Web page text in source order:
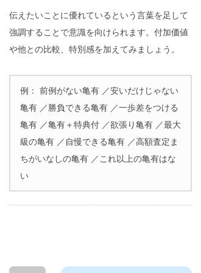
伝えたいことに優れているという言葉を足して
強調することで意識を向けられます。付加価値
や他との比較、特別感を加えてみましょう。
例： 前例がない亀有 ／安いだけじゃない
亀有 ／勝負できる亀有 ／一歩差をつける
亀有 ／亀有＋特典付 ／欲張り亀有 ／最大
級の亀有 ／自慢できる亀有 ／高額査定ま
ちがいなしの亀有 ／これ以上の亀有はな
い